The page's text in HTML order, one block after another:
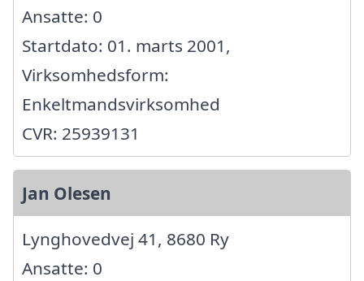
Ansatte: 0
Startdato: 01. marts 2001,
Virksomhedsform:
Enkeltmandsvirksomhed
CVR: 25939131
Jan Olesen
Lynghovedvej 41, 8680 Ry
Ansatte: 0